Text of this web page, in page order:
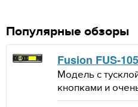
Популярные обзоры
Fusion FUS-
Модель с
кнопками и